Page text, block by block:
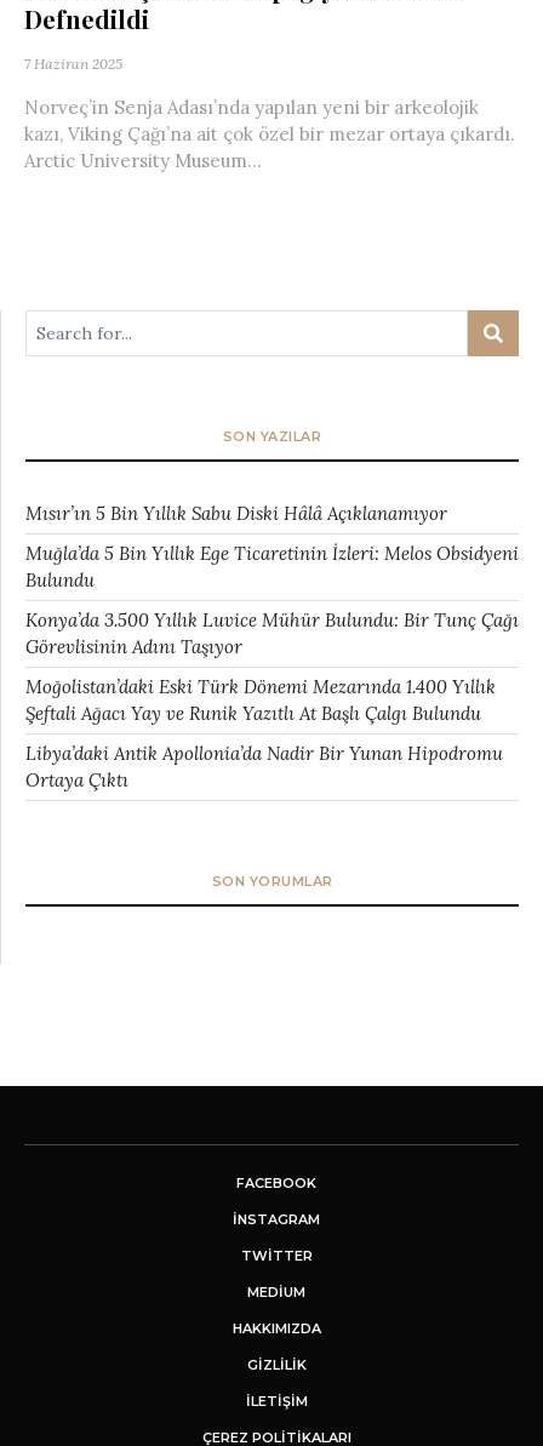
Defnedildi
7 Haziran 2025
Norveç’in Senja Adası’nda yapılan yeni bir arkeolojik
kazı, Viking Çağı’na ait çok özel bir mezar ortaya çıkardı.
Arctic University Museum...
SON YAZILAR
Mısır’ın 5 Bin Yıllık Sabu Diski Hâlâ Açıklanamıyor
Muğla’da 5 Bin Yıllık Ege Ticaretinin İzleri: Melos Obsidyeni
Bulundu
Konya’da 3.500 Yıllık Luvice Mühür Bulundu: Bir Tunç Çağı
Görevlisinin Adını Taşıyor
Moğolistan’daki Eski Türk Dönemi Mezarında 1.400 Yıllık
Şeftali Ağacı Yay ve Runik Yazıtlı At Başlı Çalgı Bulundu
Libya’daki Antik Apollonia’da Nadir Bir Yunan Hipodromu
Ortaya Çıktı
SON YORUMLAR
FACEBOOK
INSTAGRAM
TWITTER
MEDIUM
HAKKIMIZDA
GİZLİLİK
İLETIŞIM
ÇEREZ POLITIKALARI